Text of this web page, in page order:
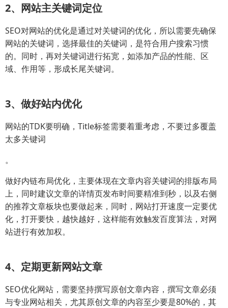
2、网站主关键词定位
SEO对网站的优化是通过对关键词的优化，所以需要先确保
网站的关键词，选择最佳的关键词，是符合用户搜索习惯
的。同时，再对关键词进行拓宽，如添加产品的性能、区
域、作用等，形成长尾关键词。
3、做好站内优化
网站的TDK要明确，Title标签需要着重考虑，不要过多覆盖
太多关键词
。
做好内链布局优化，主要体现在文章内容关键词的排版布局
上，同时建议文章的详情页发布时间要精准到秒，以及右侧
的推荐文章板块也要做起来，同时，网站打开速度一定要优
化，打开要快，越快越好，这样能有效触发百度算法，对网
站进行有效加权。
4、定期更新网站文章
SEO优化网站，需要坚持撰写原创文章内容，撰写文章必须
与专业网站相关，尤其原创文章的内容至少要是80%的，其